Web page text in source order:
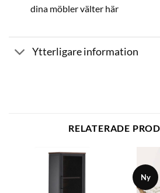
dina möbler välter här
Ytterligare information
RELATERADE
Ny